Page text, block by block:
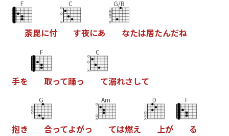
F
荼毘に付
C
す夜にあ
G/B
なたは居たんだね
手を
F
取って踊っ
C
て溺れさして
抱き
G
合ってよがっ
Am
ては燃え
D
上が
F
る